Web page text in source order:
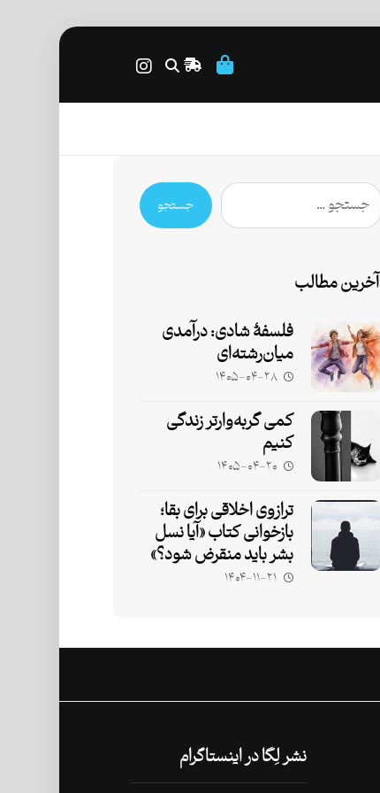
جستجو
آخرین مطالب
فلسفۀ شادی: درآمدی
میان‌رشته‌ای
۱۴۰۵-۰۴-۲۸
کمی گربه‌وارتر زندگی
کنیم
۱۴۰۵-۰۴-۲۰
ترازوی اخلاقی برای بقا؛
بازخوانی کتاب «آیا نسل
بشر باید منقرض شود؟»
۱۴۰۴-۱۱-۲۱
نشر لِگا در اینستاگرام